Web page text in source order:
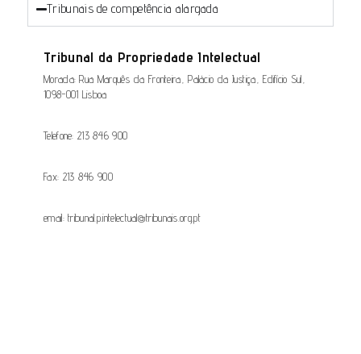
Tribunais de competência alargada
Tribunal da Propriedade Intelectual
Morada: Rua Marquês da Fronteira, Palácio da Justiça, Edifício Sul,
1098-001 Lisboa
Telefone: 213 846 900
Fax: 213 846 900
email: tribunal.p.intelectual@tribunais.org.pt